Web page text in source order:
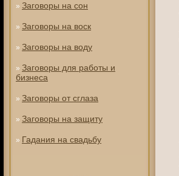
» Заговоры на сон
» Заговоры на воск
» Заговоры на воду
» Заговоры для работы и
бизнеса
» Заговоры от сглаза
» Заговоры на защиту
» Гадания на свадьбу